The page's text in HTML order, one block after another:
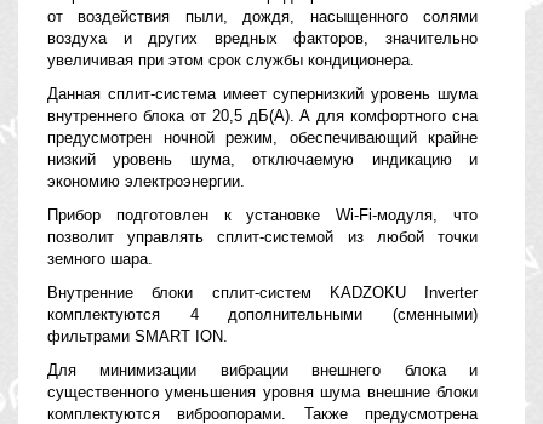
от воздействия пыли, дождя, насыщенного солями
воздуха и других вредных факторов, значительно
увеличивая при этом срок службы кондиционера.
Данная сплит-система имеет супернизкий уровень шума
внутреннего блока от 20,5 дБ(А). А для комфортного сна
предусмотрен ночной режим, обеспечивающий крайне
низкий уровень шума, отключаемую индикацию и
экономию электроэнергии.
Прибор подготовлен к установке Wi-Fi-модуля, что
позволит управлять сплит-системой из любой точки
земного шара.
Внутренние блоки сплит-систем KADZOKU Inverter
комплектуются 4 дополнительными (сменными)
фильтрами SMART ION.
Для минимизации вибрации внешнего блока и
существенного уменьшения уровня шума внешние блоки
комплектуются виброопорами. Также предусмотрена